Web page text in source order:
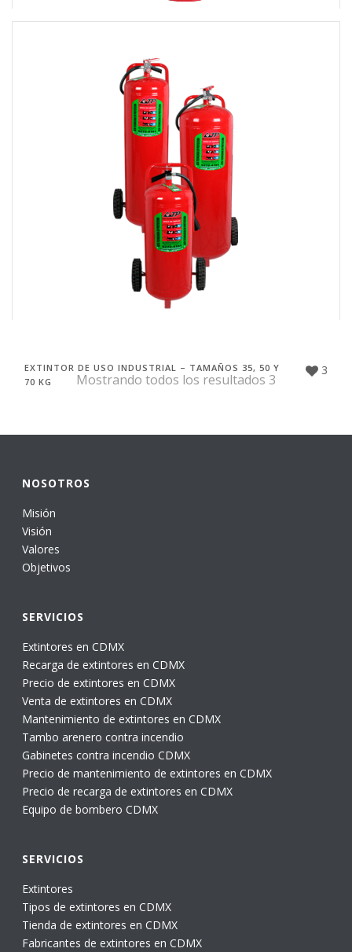
EXTINTOR DE USO COMERCIAL E INDUSTRIAL-
TAMAÑOS 4.5, 6, 9 Y 12 KG
3
EXTINTOR DE USO INDUSTRIAL – TAMAÑOS 35, 50 Y
70 KG
Mostrando todos los resultados 3
NOSOTROS
Misión
Visión
Valores
Objetivos
SERVICIOS
Extintores en CDMX
Recarga de extintores en CDMX
Precio de extintores en CDMX
Venta de extintores en CDMX
Mantenimiento de extintores en CDMX
Tambo arenero contra incendio
Gabinetes contra incendio CDMX
Precio de mantenimiento de extintores en CDMX
Precio de recarga de extintores en CDMX
Equipo de bombero CDMX
SERVICIOS
Extintores
Tipos de extintores en CDMX
Tienda de extintores en CDMX
Fabricantes de extintores en CDMX